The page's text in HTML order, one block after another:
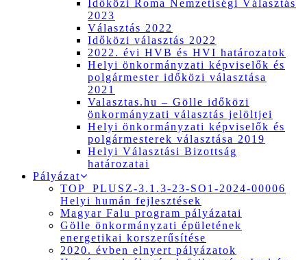
Időközi Roma Nemzetiségi Választás
2023
Választás 2022
Időközi választás 2022
2022. évi HVB és HVI határozatok
Helyi önkormányzati képviselők és
polgármester időközi választása
2021
Valasztas.hu – Gölle időközi
önkormányzati választás jelöltjei
Helyi önkormányzati képviselők és
polgármesterek választása 2019
Helyi Választási Bizottság
határozatai
Pályázat
TOP_PLUSZ-3.1.3-23-SO1-2024-00006
Helyi humán fejlesztések
Magyar Falu program pályázatai
Gölle önkormányzati épületének
energetikai korszerűsítése
2020. évben elnyert pályázatok